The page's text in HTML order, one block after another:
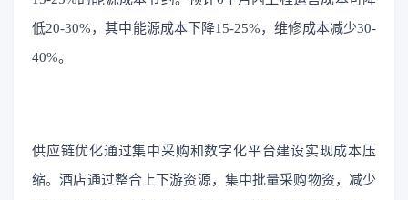
低20-30%，其中能源成本下降15-25%，维修成本减少30-
40%。
供应链优化通过集中采购和数字化平台建设实现成本压
缩。酒店通过整合上下游资源，集中批量采购物资，减少